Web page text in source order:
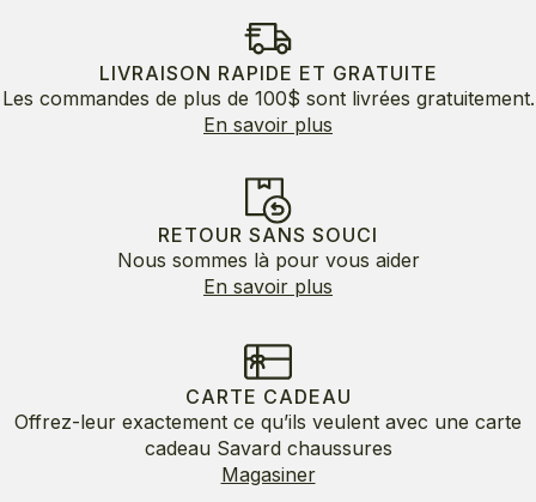
LIVRAISON RAPIDE ET GRATUITE
Les commandes de plus de 100$ sont livrées gratuitement.
En savoir plus
RETOUR SANS SOUCI
Nous sommes là pour vous aider
En savoir plus
CARTE CADEAU
Offrez-leur exactement ce qu’ils veulent avec une carte
cadeau Savard chaussures
Magasiner